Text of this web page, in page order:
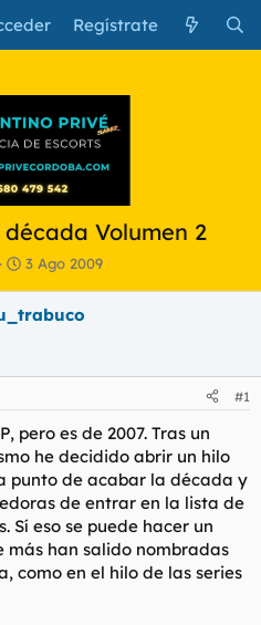
Regístrate
Volumen 2
F
h
e
i
c
i
o
3 Ago 2009
#1
pero es de 2007. Tras un
he decidido abrir un hilo
punto de acabar la década y
de entrar en la lista de
Sí eso se puede hacer un
más han salido nombradas
como en el hilo de las series